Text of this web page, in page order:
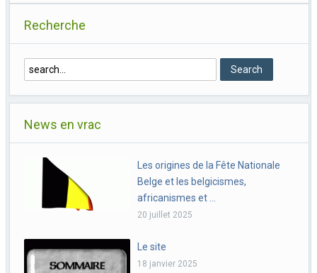
Recherche
News en vrac
Les origines de la Fête Nationale
Belge et les belgicismes,
africanismes et …
20 juillet 2025
Le site
18 janvier 2025